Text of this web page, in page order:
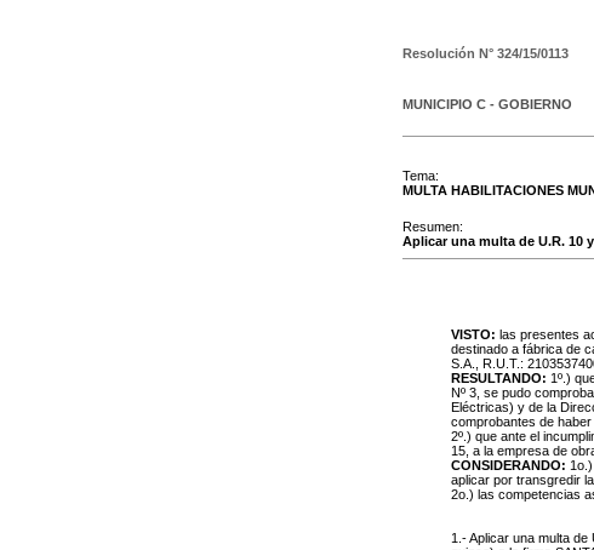
Resolución N° 324/15/0113
MUNICIPIO C - GOBIERNO
Tema:
MULTA HABILITACIONES
Resumen:
Aplicar una multa de U.R. 10
VISTO: las presentes
destinado a fábrica de
S.A., R.U.T.:
RESULTANDO: 1º.)
Nº 3, se pudo
Eléctricas) y de la
comprobantes de
2º.) que ante el
15, a la empresa de
CONSIDERANDO:
aplicar por transgredir
2o.) las competencias
1.- Aplicar una multa